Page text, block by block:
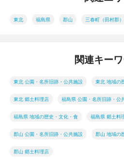
東北 福島県 郡山 三春町（田村郡）
関連キー
東北 公園・名所旧跡・公共施設 東北 地域の
東北 郷土料理店 福島県 公園・名所旧跡・公
福島県 地域の歴史・文化・食 福島県 郷土料
郡山 公園・名所旧跡・公共施設 郡山 地域の
郡山 郷土料理店